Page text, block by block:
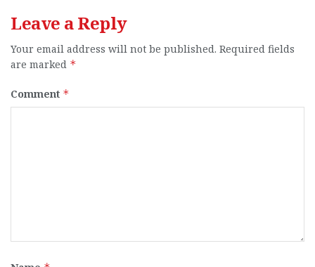
Leave a Reply
Your email address will not be published. Required fields
are marked *
Comment *